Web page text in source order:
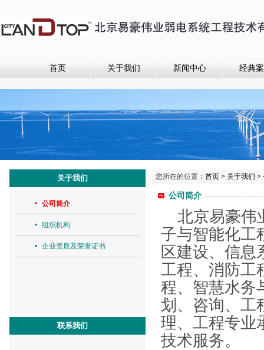
首页 关于我们 新闻中心 经典
关于我们 您所在的位置： 首页 > 关于我们 >
公司简介
组织机构
企业资质及荣誉证书
联系我们
公司简介
北京易豪伟
子与智能化工
区建设、信息
工程、消防工
程、智慧水务
划、咨询、工
理、工程专业
技术服务。